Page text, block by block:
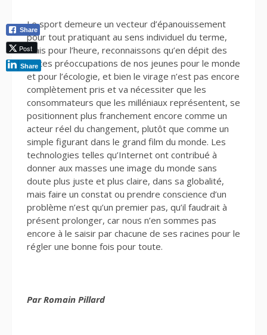
Le sport demeure un vecteur d’épanouissement
pour tout pratiquant au sens individuel du terme,
mais pour l’heure, reconnaissons qu’en dépit des
fortes préoccupations de nos jeunes pour le monde
et pour l’écologie, et bien le virage n’est pas encore
complètement pris et va nécessiter que les
consommateurs que les milléniaux représentent, se
positionnent plus franchement encore comme un
acteur réel du changement, plutôt que comme un
simple figurant dans le grand film du monde. Les
technologies telles qu’Internet ont contribué à
donner aux masses une image du monde sans
doute plus juste et plus claire, dans sa globalité,
mais faire un constat ou prendre conscience d’un
problème n’est qu’un premier pas, qu’il faudrait à
présent prolonger, car nous n’en sommes pas
encore à le saisir par chacune de ses racines pour le
régler une bonne fois pour toute.
Par Romain Pillard
Share
Post
Share